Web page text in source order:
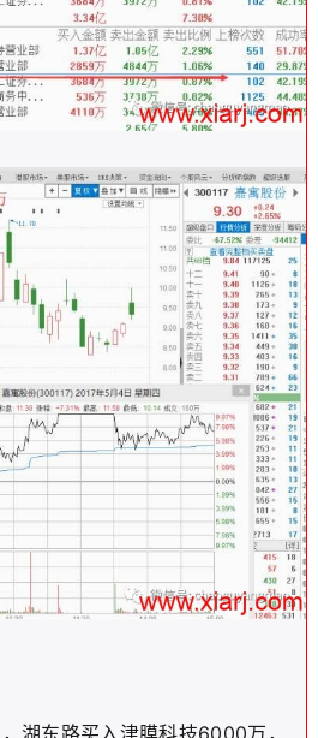
湖东路买入津膜科技6000万，